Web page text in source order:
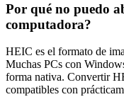
Por qué no puedo
computadora?
HEIC es el formato de
Muchas PCs con
forma nativa. Convertir
compatibles con